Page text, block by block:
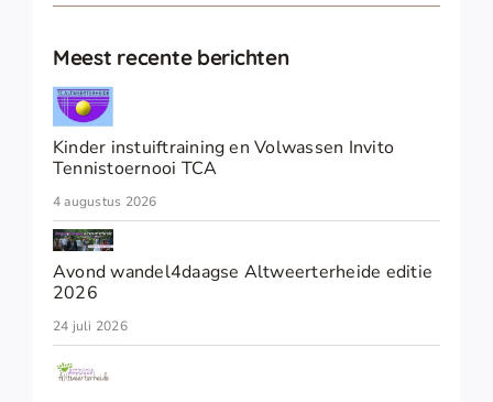
Meest recente berichten
Kinder instuiftraining en Volwassen Invito
Tennistoernooi TCA
4 augustus 2026
Avond wandel4daagse Altweerterheide editie
2026
24 juli 2026